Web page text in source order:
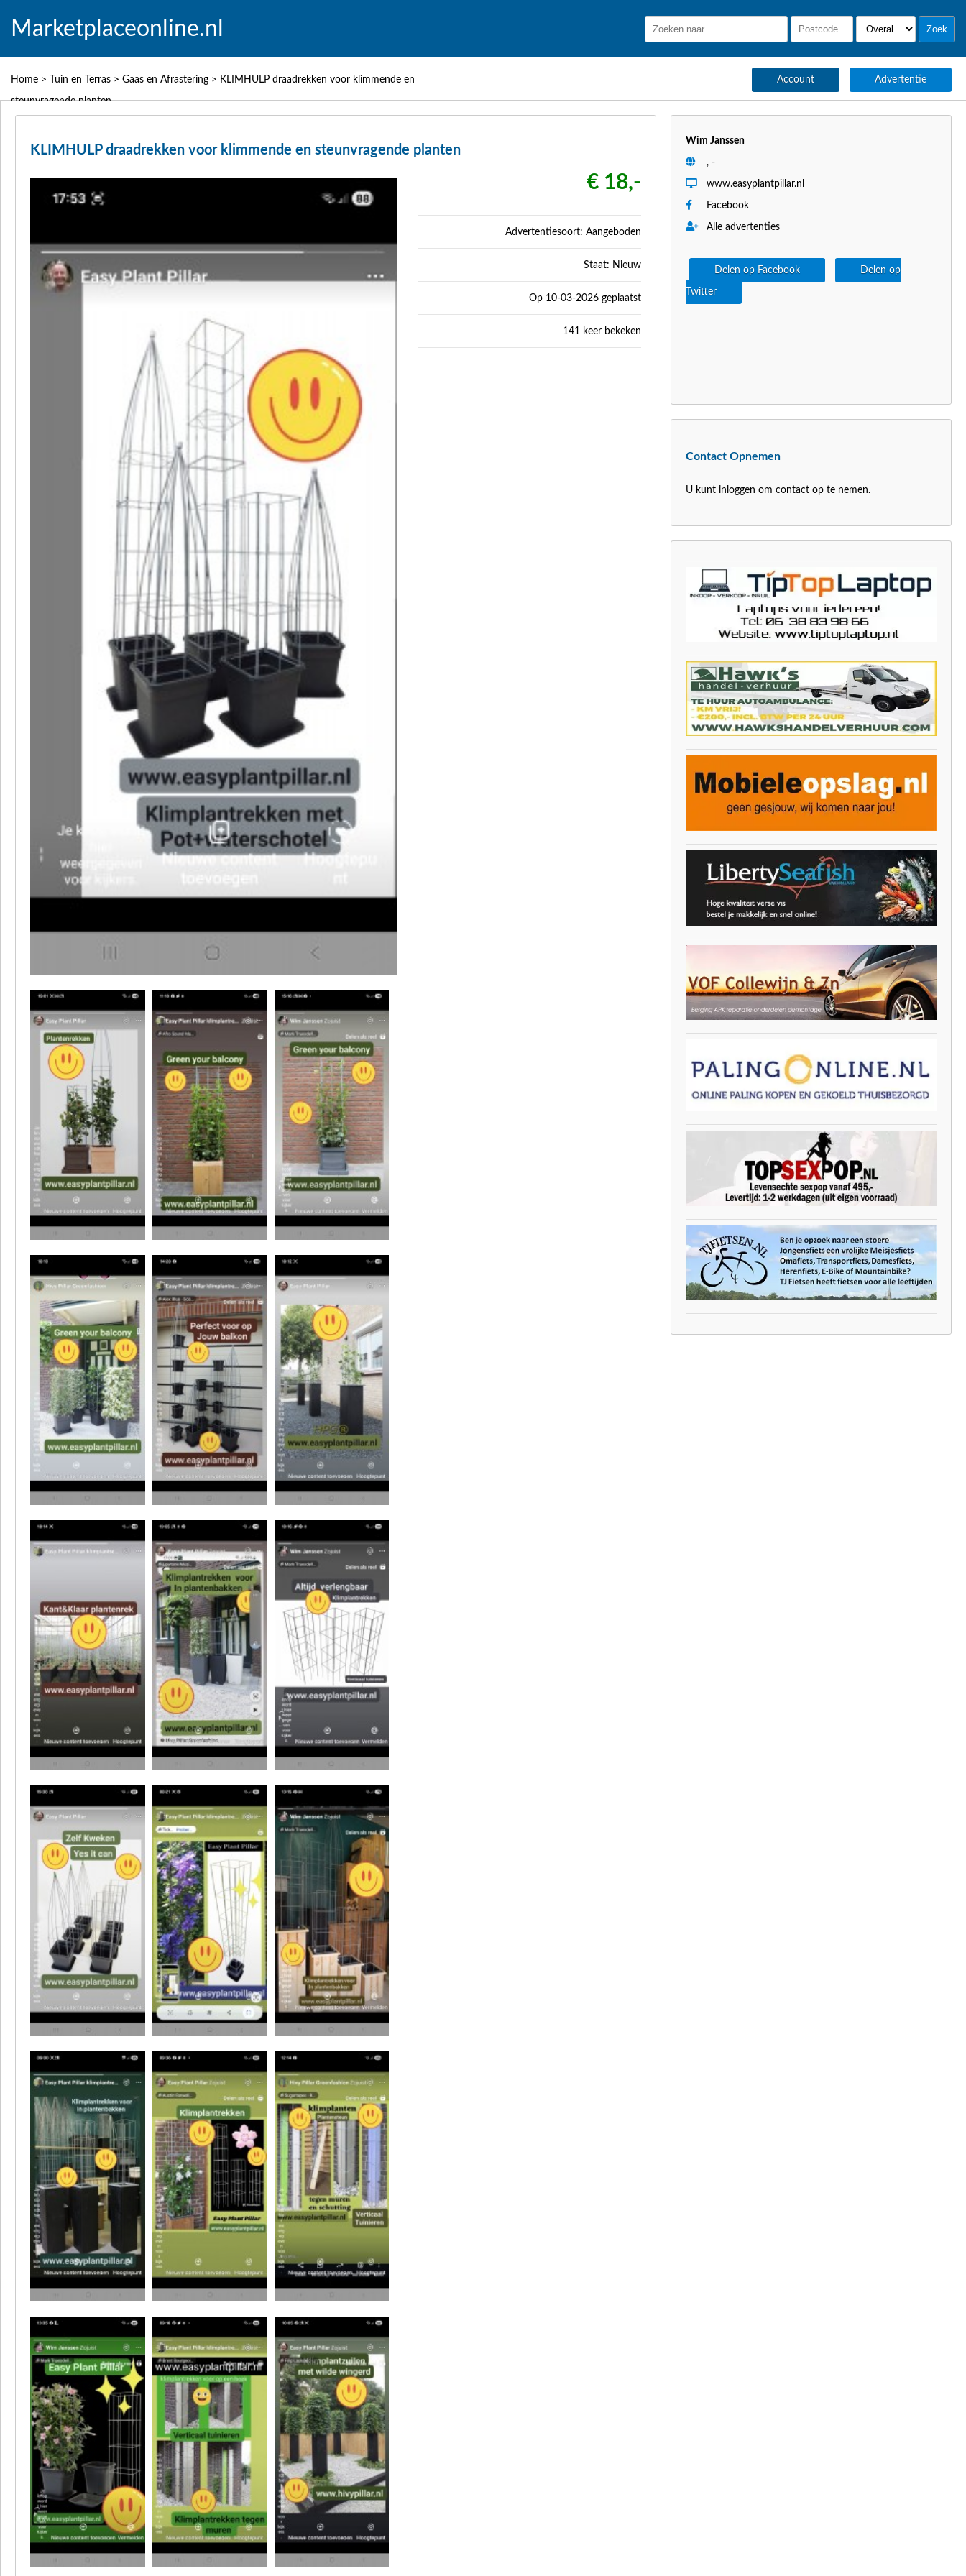
Marketplaceonline.nl
Home > Tuin en Terras > Gaas en Afrastering > KLIMHULP draadrekken voor klimmende en
steunvragende planten
Account Advertentie
KLIMHULP draadrekken voor klimmende en steunvragende planten
€ 18,-
Advertentiesoort: Aangeboden
Staat: Nieuw
Op 10-03-2026 geplaatst
141 keer bekeken
Wim Janssen
, -
www.easyplantpillar.nl
Facebook
Alle advertenties
Delen op Facebook Delen op
Twitter
Contact Opnemen
U kunt inloggen om contact op te nemen.